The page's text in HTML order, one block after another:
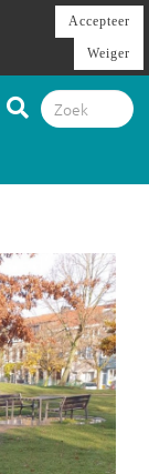
Accepteer
Weiger